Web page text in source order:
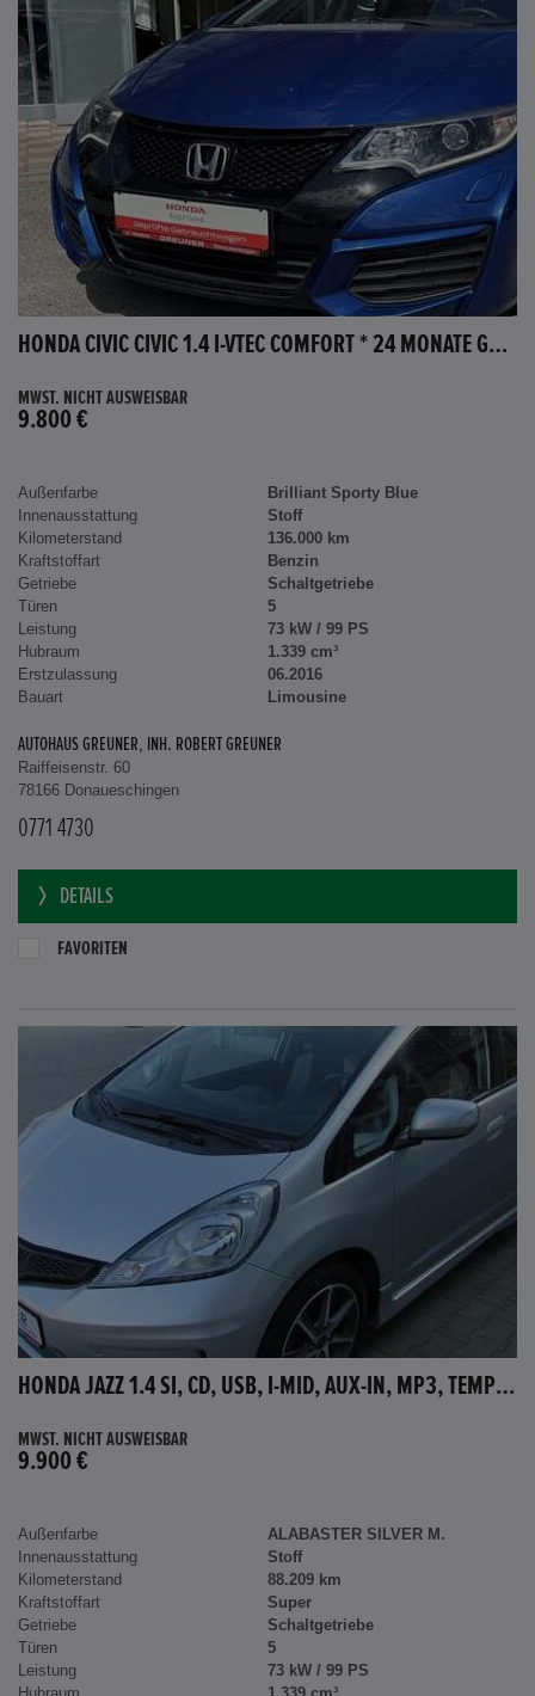
HONDA CIVIC CIVIC 1.4 I-VTEC COMFORT * 24 MONATE GARANTIE *
MWST. NICHT AUSWEISBAR
9.800 €
Außenfarbe
Brilliant Sporty Blue
Innenausstattung
Stoff
Kilometerstand
136.000 km
Kraftstoffart
Benzin
Getriebe
Schaltgetriebe
Türen
5
Leistung
73 kW / 99 PS
Hubraum
1.339 cm³
Erstzulassung
06.2016
Bauart
Limousine
AUTOHAUS GREUNER, INH. ROBERT GREUNER
Raiffeisenstr. 60
78166 Donaueschingen
0771 4730
DETAILS
FAVORITEN
HONDA JAZZ 1.4 SI, CD, USB, I-MID, AUX-IN, MP3, TEMPOMAT
MWST. NICHT AUSWEISBAR
9.900 €
Außenfarbe
ALABASTER SILVER M.
Innenausstattung
Stoff
Kilometerstand
88.209 km
Kraftstoffart
Super
Getriebe
Schaltgetriebe
Türen
5
Leistung
73 kW / 99 PS